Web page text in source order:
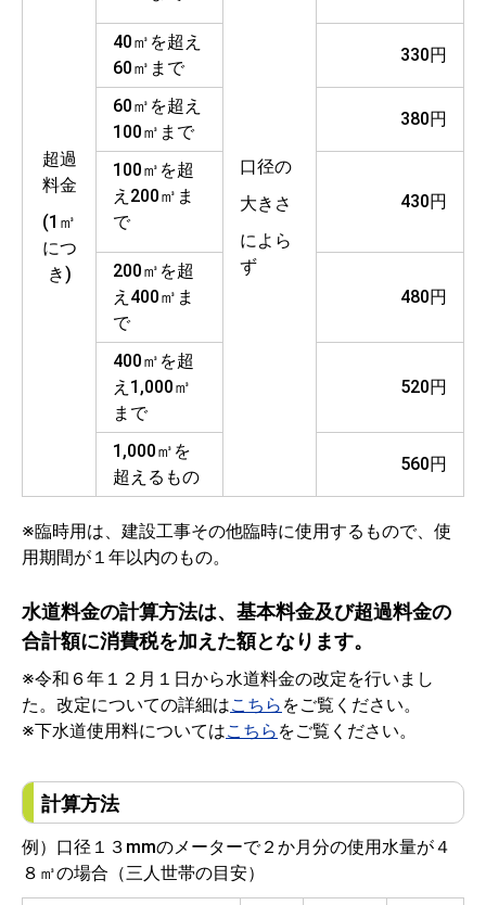
超過
料金
(1㎥
につ
き)
口径の
大きさ
によら
ず
40㎥を超え
60㎥まで
330円
60㎥を超え
100㎥まで
380円
100㎥を超
え200㎥ま
で
430円
200㎥を超
え400㎥ま
で
480円
400㎥を超
え1,000㎥
まで
520円
1,000㎥を
超えるもの
560円
※臨時用は、建設工事その他臨時に使用するもので、使
用期間が１年以内のもの。
水道料金の計算方法は、基本料金及び超過料金の
合計額に消費税を加えた額となります。
※令和６年１２月１日から水道料金の改定を行いまし
た。改定についての詳細はこちら をご覧ください。
※下水道使用料についてはこちら をご覧ください。
計算方法
例）口径１３mmのメーターで２か月分の使用水量が４
８㎥の場合（三人世帯の目安）